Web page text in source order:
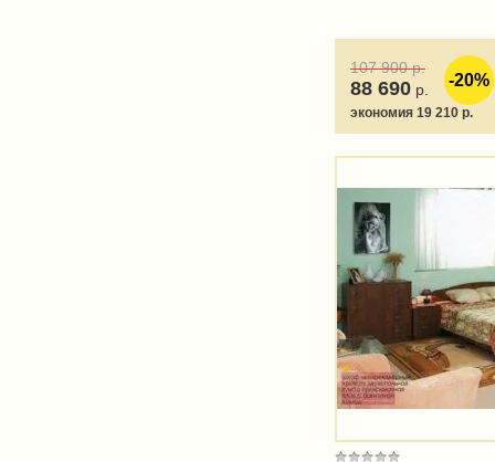
-20%
107 900р.
88 690 р.
экономия 19 210 р.